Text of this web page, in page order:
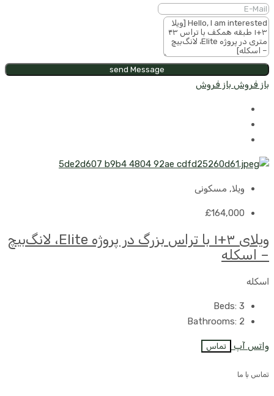
send Message
باز فروش باز فروش
ویلا, مسکونی
£164,000
ویلای ۳+۱ با تراس بزرگ در پروژه Elite، لانگ‌بیچ
– اسکله
اسکله
Beds: 3
Bathrooms: 2
واتس آپ تماس
تماس با ما